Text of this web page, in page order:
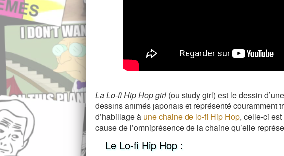
La Lo-fi Hip Hop girl (ou study girl) est le dessin
dessins animés japonais et représenté couramment
d’habillage à une chaine de lo-fi Hip Hop, celle-ci
cause de l’omniprésence de la chaine qu’elle
Le Lo-fi Hip Hop :